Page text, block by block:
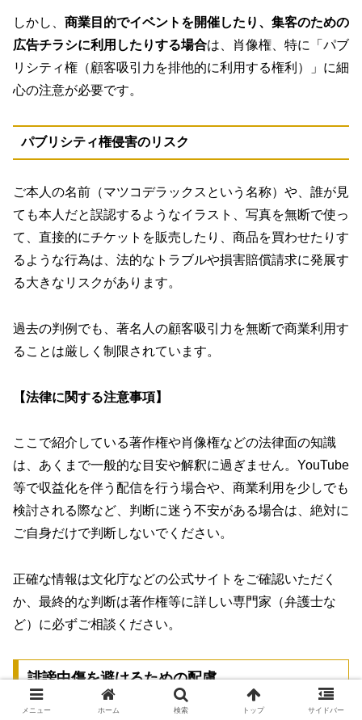
しかし、 商業目的でイベントを開催したり、集客のための
広告チラシに利用したりする場合は、肖像権、特に「パブ
リシティ権（顧客吸引力を排他的に利用する権利）」に細
心の注意が必要です。
パブリシティ権侵害のリスク
ご本人の名前（マツコデラックスという名称）や、誰が見
ても本人だと誤認するようなイラスト、写真を無断で使っ
て、直接的にチケットを販売したり、商品を買わせたりす
るような行為は、法的なトラブルや損害賠償請求に発展す
る大きなリスクがあります。
過去の判例でも、著名人の顧客吸引力を無断で商業利用す
ることは厳しく制限されています。
【法律に関する注意事項】
ここで紹介している著作権や肖像権などの法律面の知識
は、あくまで一般的な目安や解釈に過ぎません。YouTube
等で収益化を伴う配信を行う場合や、商業利用を少しでも
検討される際など、判断に迷う不安がある場合は、絶対に
ご自身だけで判断しないでください。
正確な情報は文化庁などの公式サイトをご確認いただく
か、最終的な判断は著作権等に詳しい専門家（弁護士な
ど）に必ずご相談ください。
誹謗中傷を避けるための配慮
メニュー ホーム 検索 トップ サイドバー